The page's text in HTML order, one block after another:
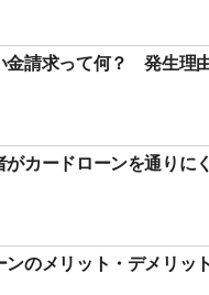
金請求って何？ 発生理
がカードローンを通りに
のメリット・デメリット